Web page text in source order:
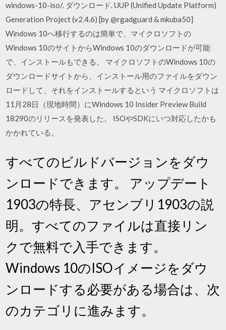
windows-10-iso/. ダウンロード. UUP (Unified Update Platform)
Generation Project (v2.4.6) [by @rgadguard & mkuba50]
Windows 10へ移行するのは簡単で、マイクロソフトの
Windows 10のサイトからWindows 10のダウンロードが可能
で、インストールもできる。 マイクロソフトのWindows 10の
ダウンロードサイトから、インストール用のファイルをダウン
ロードして、それをインストールするという マイクロソフトは
11月28日（現地時間）にWindows 10 Insider Preview Build
18290のリリースを発表した。 ISOやSDKにいつ対応したかも
かかれている。
すべてのビルドバージョンをダウ
ンロードできます。 アップデート
1903の特長、アセンブリ1903の説
明。すべてのファイルは直接リン
クで無料で入手できます。
Windows 10のISOイメージをダウ
ンロードする必要がある場合は、次
のカテゴリに進みます。